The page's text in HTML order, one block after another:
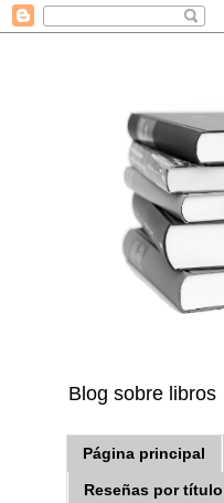
Blog sobre libros
Página principal
Reseñas por título